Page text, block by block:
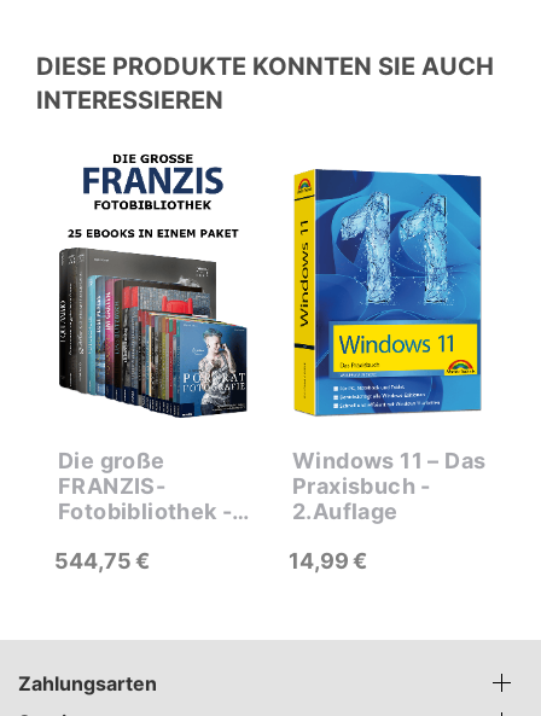
DIESE PRODUKTE KONNTEN SIE AUCH
INTERESSIEREN
Die große
FRANZIS-
Fotobibliothek -
Paketpreis
544 75€
Windows 11 – Das
Praxisbuch -
2.Auflage
14 99€
Zahlungsarten